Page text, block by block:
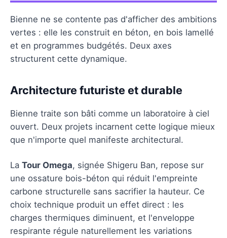
Bienne ne se contente pas d'afficher des ambitions
vertes : elle les construit en béton, en bois lamellé
et en programmes budgétés. Deux axes
structurent cette dynamique.
Architecture futuriste et durable
Bienne traite son bâti comme un laboratoire à ciel
ouvert. Deux projets incarnent cette logique mieux
que n'importe quel manifeste architectural.
La Tour Omega, signée Shigeru Ban, repose sur
une ossature bois-béton qui réduit l'empreinte
carbone structurelle sans sacrifier la hauteur. Ce
choix technique produit un effet direct : les
charges thermiques diminuent, et l'enveloppe
respirante régule naturellement les variations